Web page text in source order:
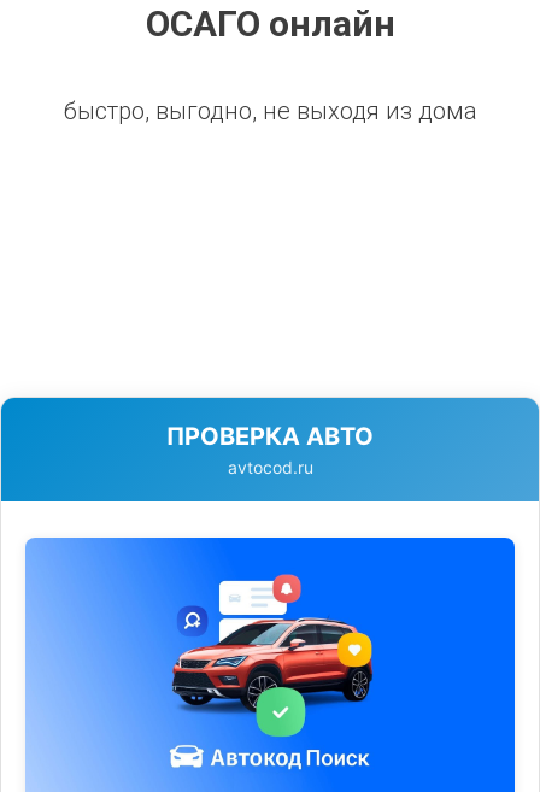
ОСАГО онлайн
быстро, выгодно, не выходя из дома
ПРОВЕРКА АВТО
avtocod.ru